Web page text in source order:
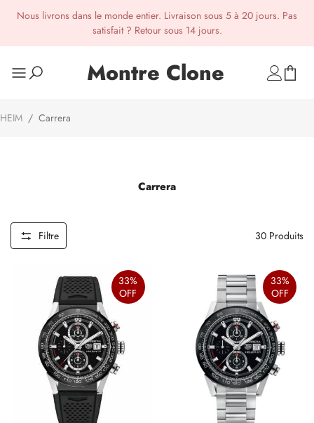
Nous livrons dans le monde entier. Livraison sous 5 à 20 jours. Pas
satisfait ? Retour sous 14 jours.
Montre Clone
HEIM / Carrera
Carrera
Filtre 30 Produits
33%
OFF
33%
OFF